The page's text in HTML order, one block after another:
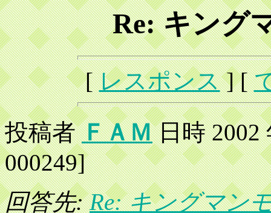
Re: キング
[レスポンス] [
投稿者ＦＡＭ日時 2002
000249]
回答先:Re: キングマン